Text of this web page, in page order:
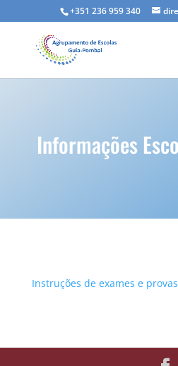
+351 236 959 340
Informações
Instruções de exames e provas